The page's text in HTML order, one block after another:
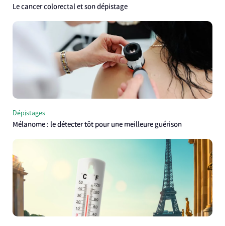
Le cancer colorectal et son dépistage
Dépistages
Mélanome : le détecter tôt pour une meilleure guérison